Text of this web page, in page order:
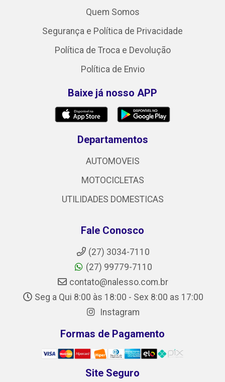
Quem Somos
Segurança e Política de Privacidade
Política de Troca e Devolução
Política de Envio
Baixe já nosso APP
Departamentos
AUTOMOVEIS
MOTOCICLETAS
UTILIDADES DOMESTICAS
Fale Conosco
(27) 3034-7110
(27) 99779-7110
contato@nalesso.com.br
Seg a Qui 8:00 às 18:00 - Sex 8:00 as 17:00
Instagram
Formas de Pagamento
Site Seguro